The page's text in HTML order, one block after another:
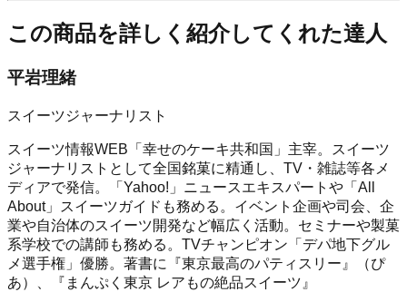
この商品を詳しく紹介してくれた達人
平岩理緒
スイーツジャーナリスト
スイーツ情報WEB「幸せのケーキ共和国」主宰。スイーツ
ジャーナリストとして全国銘菓に精通し、TV・雑誌等各メ
ディアで発信。「Yahoo!」ニュースエキスパートや「All
About」スイーツガイドも務める。イベント企画や司会、企
業や自治体のスイーツ開発など幅広く活動。セミナーや製菓
系学校での講師も務める。TVチャンピオン「デパ地下グル
メ選手権」優勝。著書に『東京最高のパティスリー』（ぴ
あ）、『まんぷく東京 レアもの絶品スイーツ』